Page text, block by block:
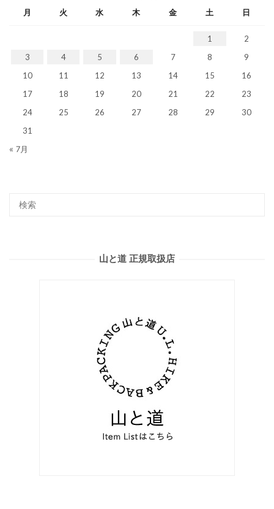
月 火 水 木 金 土 日
1
2
3
4 5 6 7 8
9
10
11 12 13 14 15
16
17
18 19 20 21 22
23
24
25 26 27 28 29
30
31
« 7月
山と道 正規取扱店